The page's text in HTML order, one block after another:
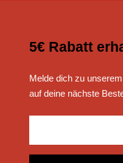
5€ Rabatt
Melde dich zu
auf deine nächste